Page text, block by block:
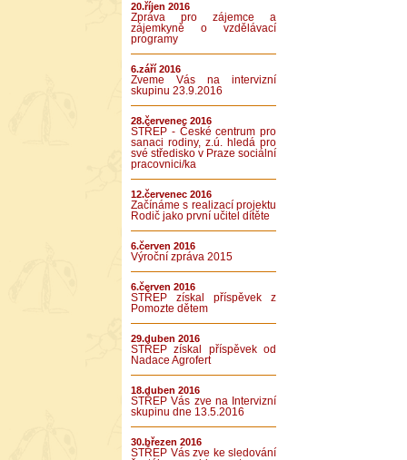
20.říjen 2016
Zpráva pro zájemce a
zájemkyně o vzdělávací
programy
6.září 2016
Zveme Vás na intervizní
skupinu 23.9.2016
28.červenec 2016
STŘEP - České centrum pro
sanaci rodiny, z.ú. hledá pro
své středisko v Praze sociální
pracovnici/ka
12.červenec 2016
Začínáme s realizací projektu
Rodič jako první učitel dítěte
6.červen 2016
Výroční zpráva 2015
6.červen 2016
STŘEP získal příspěvek z
Pomozte dětem
29.duben 2016
STŘEP získal příspěvek od
Nadace Agrofert
18.duben 2016
STŘEP Vás zve na Intervizní
skupinu dne 13.5.2016
30.březen 2016
STŘEP Vás zve ke sledování